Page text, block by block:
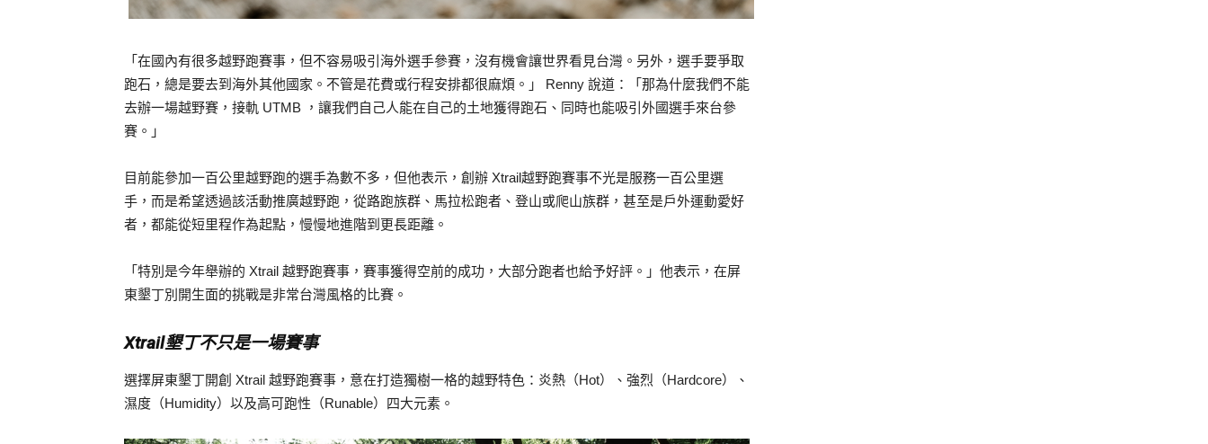
「在國內有很多越野跑賽事，但不容易吸引海外選手參賽，沒有機會讓世界看見台灣。另外，選手要爭取
跑石，總是要去到海外其他國家。不管是花費或行程安排都很麻煩。」 Renny 說道：「那為什麼我們不能
去辦一場越野賽，接軌 UTMB ，讓我們自己人能在自己的土地獲得跑石、同時也能吸引外國選手來台參
賽。」
目前能參加一百公里越野跑的選手為數不多，但他表示，創辦 Xtrail越野跑賽事不光是服務一百公里選
手，而是希望透過該活動推廣越野跑，從路跑族群、馬拉松跑者、登山或爬山族群，甚至是戶外運動愛好
者，都能從短里程作為起點，慢慢地進階到更長距離。
「特別是今年舉辦的 Xtrail 越野跑賽事，賽事獲得空前的成功，大部分跑者也給予好評。」他表示，在屏
東墾丁別開生面的挑戰是非常台灣風格的比賽。
Xtrail墾丁不只是一場賽事
選擇屏東墾丁開創 Xtrail 越野跑賽事，意在打造獨樹一格的越野特色：炎熱（Hot）、強烈（Hardcore）、
濕度（Humidity）以及高可跑性（Runable）四大元素。